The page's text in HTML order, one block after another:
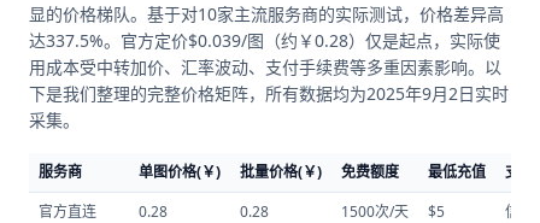
显的价格梯队。基于对10家主流服务商的实际测试，价格差异高
达337.5%。官方定价$0.039/图（约￥0.28）仅是起点，实际使
用成本受中转加价、汇率波动、支付手续费等多重因素影响。以
下是我们整理的完整价格矩阵，所有数据均为2025年9月2日实时
采集。
服务商 单图价格(￥) 批量价格(￥) 免费额度 最低充值
支付
官方直连
0.28 0.28 1500次/天 $5
信用